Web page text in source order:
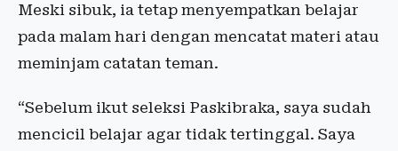
Meski sibuk, ia tetap menyempatkan belajar
pada malam hari dengan mencatat materi atau
meminjam catatan teman.
“Sebelum ikut seleksi Paskibraka, saya sudah
mencicil belajar agar tidak tertinggal. Saya